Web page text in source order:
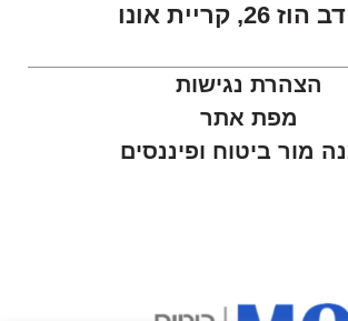
דב הוז 26, קריית אונו
הצהרת נגישות
מפת אתר
מור ביטוח ופיננסים